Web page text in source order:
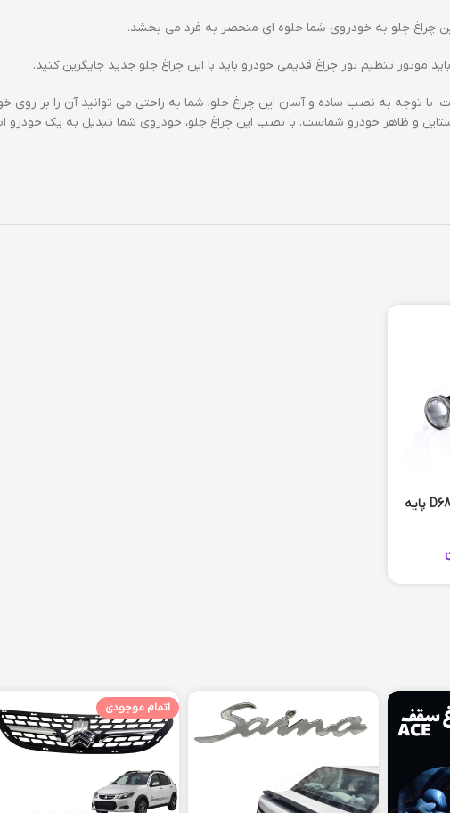
چراغ جلو به خودروی شما جلوه ای منحصر به فرد می بخشد.
تنظیم نور چراغ قدیمی خودرو باید با این چراغ جلو جدید جایگزین کنید.
به نصب ساده و آسان این چراغ جلو، شما به راحتی می توانید آن را بر روی
و ظاهر خودرو شماست. با نصب این چراغ جلو، خودروی شما تبدیل به یک
هدلایت لنزدار D68 CLAW پایه
اتمام موجودی